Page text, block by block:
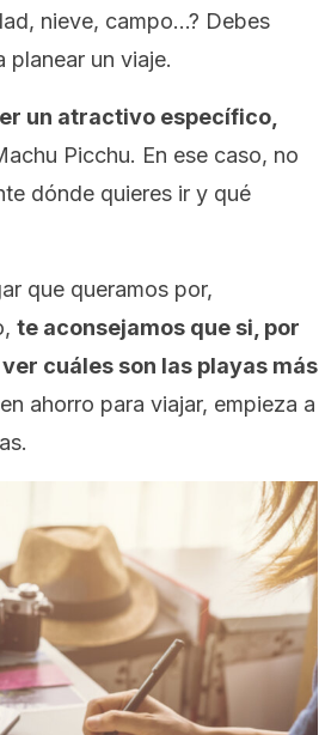
nieve, campo…? Debes
planear un viaje.
un atractivo específico,
Picchu. En ese caso, no
dónde quieres ir y qué
que queramos por,
te aconsejamos que si, por
cuáles son las playas más
ahorro para viajar, empieza a